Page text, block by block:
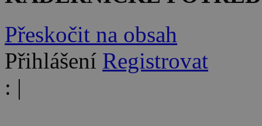
Přeskočit na obsah
Přihlášení Registrovat
: |